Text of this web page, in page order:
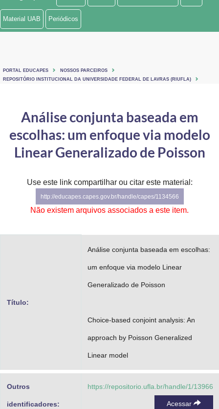
Ministério de Minas e Energia
Ministério do Turismo
Controladoria-Geral da União
Ministério da Mulher, da Família e dos Direitos Humanos
Secretaria de Governo
Gabinete de Segurança Institucional
Material UAB Periódicos
PORTAL EDUCAPES
NOSSOS PARCEIROS
REPOSITÓRIO INSTITUCIONAL DA UNIVERSIDADE FEDERAL DE LAVRAS (RIUFLA)
Análise conjunta baseada em
escolhas: um enfoque via modelo
Linear Generalizado de Poisson
Use este link compartilhar ou citar este material:
http://educapes.capes.gov.br/handle/capes/1134566
Não existem arquivos associados a este item.
Título:
Análise conjunta baseada em escolhas:
um enfoque via modelo Linear
Generalizado de Poisson
Choice-based conjoint analysis: An
approach by Poisson Generalized
Linear model
Outros
identificadores:
https://repositorio.ufla.br/handle/1/13966
Acessar